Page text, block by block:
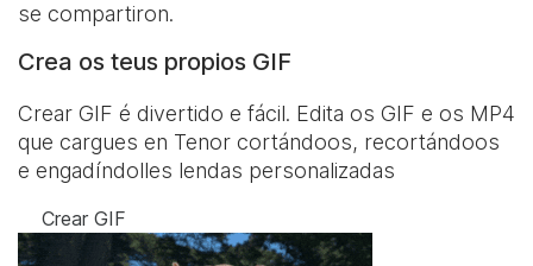
se compartiron.
Crea os teus propios GIF
Crear GIF é divertido e fácil. Edita os GIF e os MP4
que cargues en Tenor cortándoos, recortándoos
e engadíndolles lendas personalizadas
Crear GIF